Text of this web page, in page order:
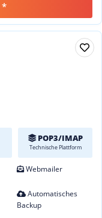
*
POP3/IMAP
Technische Plattform
Webmailer
Automatisches
Backup